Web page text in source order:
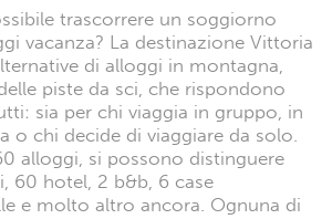
trascorrere un soggiorno
vacanza? La destinazione Vittoria
di alloggi in montagna,
piste da sci, che rispondono
sia per chi viaggia in gruppo, in
o chi decide di viaggiare da solo.
alloggi, si possono distinguere
60 hotel, 2 b&b, 6 case
e molto altro ancora. Ognuna di